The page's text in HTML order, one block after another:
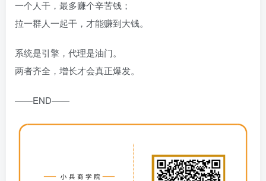
一个人干，最多赚个辛苦钱；
拉一群人一起干，才能赚到大钱。
系统是引擎，代理是油门。
两者齐全，增长才会真正爆发。
——END——